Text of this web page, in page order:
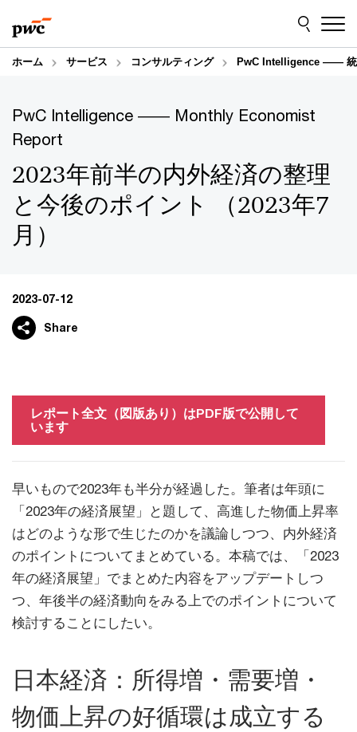
to
content
to
footer
ホーム サービス コンサルティング PwC Intelligence ―― 統
PwC Intelligence ―― Monthly Economist
Report
2023年前半の内外経済の整理
と今後のポイント （2023年7
月）
2023-07-12
Share
レポート全文（図版あり）はPDF版で公開して
います
早いもので2023年も半分が経過した。筆者は年頭に
「2023年の経済展望」と題して、高進した物価上昇率
はどのような形で生じたのかを議論しつつ、内外経済
のポイントについてまとめている。本稿では、「2023
年の経済展望」でまとめた内容をアップデートしつ
つ、年後半の経済動向をみる上でのポイントについて
検討することにしたい。
日本経済：所得増・需要増・
物価上昇の好循環は成立する